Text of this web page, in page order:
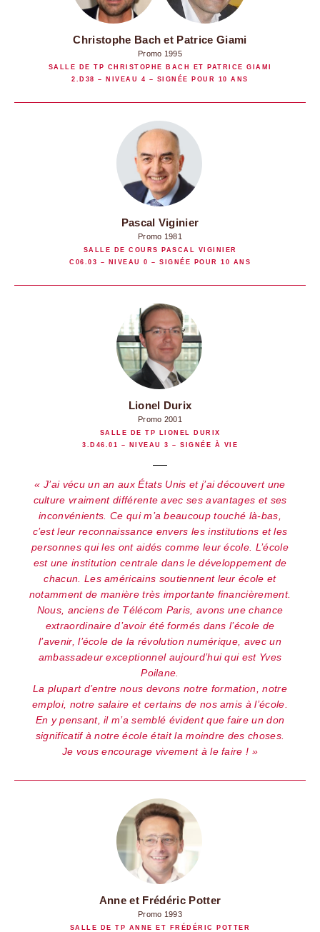
Christophe Bach et Patrice Giami
Promo 1995
SALLE DE TP CHRISTOPHE BACH ET PATRICE GIAMI
2.D38 – NIVEAU 4 – SIGNÉE POUR 10 ANS
Pascal Viginier
Promo 1981
SALLE DE COURS PASCAL VIGINIER
C06.03 – NIVEAU 0 – SIGNÉE POUR 10 ANS
Lionel Durix
Promo 2001
SALLE DE TP LIONEL DURIX
3.D46.01 – NIVEAU 3 – SIGNÉE À VIE
J’ai vécu un an aux États Unis et j’ai découvert une
culture vraiment différente avec ses avantages et ses
inconvénients. Ce qui m’a beaucoup touché là-bas,
c’est leur reconnaissance envers les institutions et les
personnes qui les ont aidés comme leur école. L’école
est une institution centrale dans le développement de
chacun. Les américains soutiennent leur école et
notamment de manière très importante financièrement.
Nous, anciens de Télécom Paris, avons une chance
extraordinaire d’avoir été formés dans l’école de
l’avenir, l’école de la révolution numérique, avec un
ambassadeur exceptionnel aujourd’hui qui est Yves
Poilane.
La plupart d’entre nous devons notre formation, notre
emploi, notre salaire et certains de nos amis à l’école.
En y pensant, il m’a semblé évident que faire un don
significatif à notre école était la moindre des choses.
Je vous encourage vivement à le faire !
Anne et Frédéric Potter
Promo 1993
SALLE DE TP ANNE ET FRÉDÉRIC POTTER